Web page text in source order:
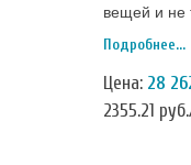
вещей и не
Подробнее...
Цена: 28
2355.21